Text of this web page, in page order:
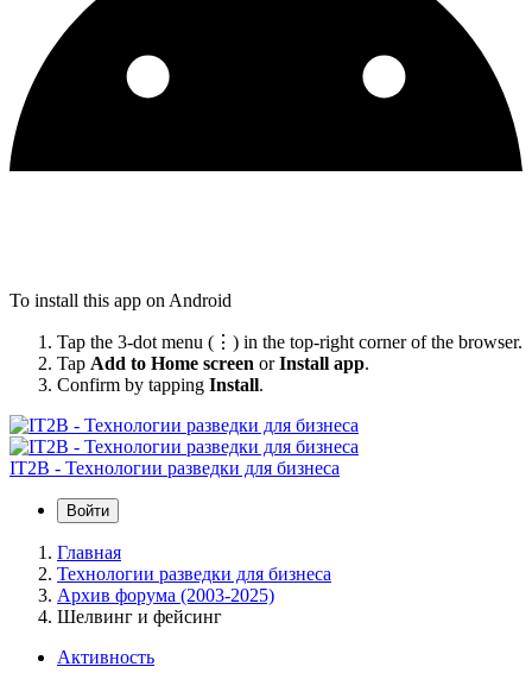
To install this app on Android
Tap the 3-dot menu (⋮) in the top-right corner of the browser.
Tap Add to Home screen orInstall app.
Confirm by tapping Install.
IT2B - Технологии разведки для бизнеса
Войти
Главная
Технологии разведки для бизнеса
Архив форума (2003-2025)
Шелвинг и фейсинг
Активность